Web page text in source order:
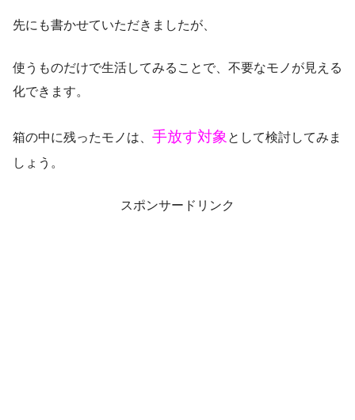
先にも書かせていただきましたが、
使うものだけで生活してみることで、不要なモノが見える
化できます。
箱の中に残ったモノは、 手放す対象 として検討してみま
しょう。
スポンサードリンク